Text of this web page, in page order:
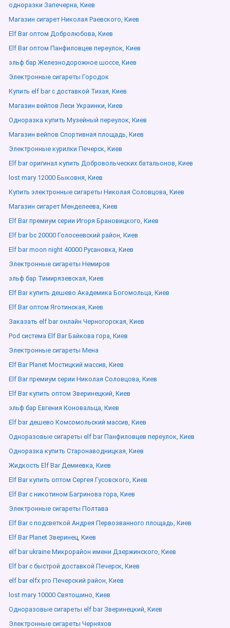
одноразки Запечерна, Киев
Магазин сигарет Николая Раевского, Киев
Elf Bar оптом Добролюбова, Киев
Elf Bar оптом Панфиловцев переулок, Киев
эльф бар Железнодорожное шоссе, Киев
Электронные сигареты Городок
Купить elf bar с доставкой Тихая, Киев
Магазин вейпов Леси Украинки, Киев
Одноразка купить Музейный переулок, Киев
Магазин вейпов Спортивная площадь, Киев
Электронные курилки Печерск, Киев
Elf bar оригинал купить Добровольческих батальонов, Киев
lost mary 12000 Быковня, Киев
Купить электронные сигареты Николая Соловцова, Киев
Магазин сигарет Менделеева, Киев
Elf Bar премиум серии Игоря Брановицкого, Киев
Elf bar bc 20000 Голосеевский район, Киев
Elf bar moon night 40000 Русановка, Киев
Электронные сигареты Немиров
эльф бар Тимирязевская, Киев
Elf Bar купить дешево Академика Богомольца, Киев
Elf Bar оптом Яготинская, Киев
Заказать elf bar онлайн Черногорская, Киев
Pod система Elf Bar Байкова гора, Киев
Электронные сигареты Мена
Elf Bar Planet Мостицкий массив, Киев
Elf Bar премиум серии Николая Соловцова, Киев
Elf Bar купить оптом Зверинецкий, Киев
эльф бар Евгения Коновальца, Киев
Elf bar дешево Комсомольский массив, Киев
Одноразовые сигареты elf bar Панфиловцев переулок, Киев
Одноразка купить Старонаводницкая, Киев
Жидкость Elf Bar Демиевка, Киев
Elf Bar купить оптом Сергея Гусовского, Киев
Elf Bar с никотином Багринова гора, Киев
Электронные сигареты Полтава
Elf Bar с подсветкой Андрея Первозванного площадь, Киев
Elf Bar Planet Зверинец, Киев
elf bar ukraine Микрорайон имени Дзержинского, Киев
Elf bar с быстрой доставкой Печерск, Киев
elf bar elfx pro Печерский район, Киев
lost mary 10000 Святошино, Киев
Одноразовые сигареты elf bar Зверинецкий, Киев
Электронные сигареты Черняхов